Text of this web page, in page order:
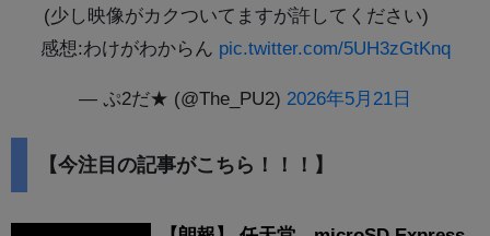
(少し映像がカクついてますが許してください)
感想:わけがわからん pic.twitter.com/5UH3zGtKnq
— ぷ2だ★ (@The_PU2) 2026年5月21日
【今注目の記事がこちら！！！】